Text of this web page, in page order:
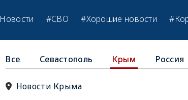
Новости #СВО #Хорошие новости
Все Севастополь Крым Россия
Новости Крыма